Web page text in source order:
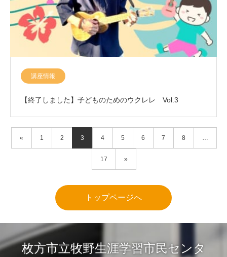
講座情報
【終了しました】子どものためのウクレレ Vol.3
« 1 2 3 4 5 6 7 8 …
17 »
トップページへ
枚方市立牧野生涯学習市民センタ